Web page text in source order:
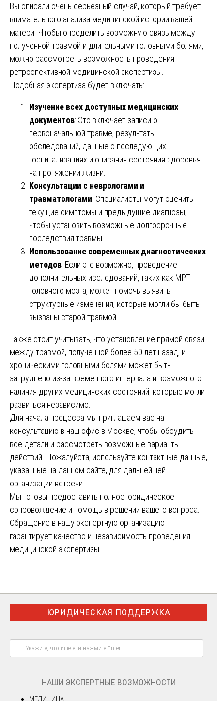
Вы описали очень серьёзный случай, который требует
внимательного анализа медицинской истории вашей
матери. Чтобы определить возможную связь между
полученной травмой и длительными головными болями,
можно рассмотреть возможность проведения
ретроспективной медицинской экспертизы.
Подобная экспертиза будет включать:
Изучение всех доступных медицинских
документов: Это включает записи о
первоначальной травме, результаты
обследований, данные о последующих
госпитализациях и описания состояния здоровья
на протяжении жизни.
Консультации с неврологами и
травматологами: Специалисты могут оценить
текущие симптомы и предыдущие диагнозы,
чтобы установить возможные долгосрочные
последствия травмы.
Использование современных диагностических
методов: Если это возможно, проведение
дополнительных исследований, таких как МРТ
головного мозга, может помочь выявить
структурные изменения, которые могли бы быть
вызваны старой травмой.
Также стоит учитывать, что установление прямой связи
между травмой, полученной более 50 лет назад, и
хроническими головными болями может быть
затруднено из-за временного интервала и возможного
наличия других медицинских состояний, которые могли
развиться независимо.
Для начала процесса мы приглашаем вас на
консультацию в наш офис в Москве, чтобы обсудить
все детали и рассмотреть возможные варианты
действий. Пожалуйста, используйте контактные данные,
указанные на данном сайте, для дальнейшей
организации встречи.
Мы готовы предоставить полное юридическое
сопровождение и помощь в решении вашего вопроса.
Обращение в нашу экспертную организацию
гарантирует качество и независимость проведения
медицинской экспертизы.
ЮРИДИЧЕСКАЯ ПОДДЕРЖКА
НАШИ ЭКСПЕРТНЫЕ ВОЗМОЖНОСТИ
МЕДИЦИНА